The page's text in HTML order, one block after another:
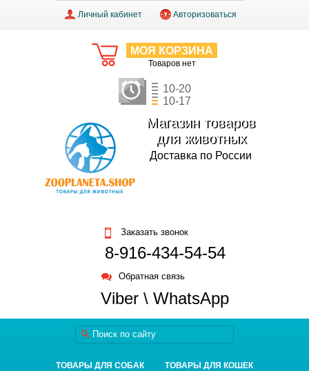
Личный кабинет Авторизоваться
МОЯ КОРЗИНА
Товаров нет
10-20
10-17
Магазин товаров
для животных
Доставка по России
Заказать звонок
8-916-434-54-54
Обратная связь
Viber \ WhatsApp
ТОВАРЫ ДЛЯ СОБАК ТОВАРЫ ДЛЯ КОШЕК